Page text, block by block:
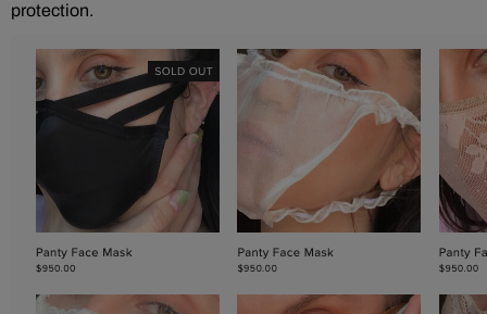
protection.